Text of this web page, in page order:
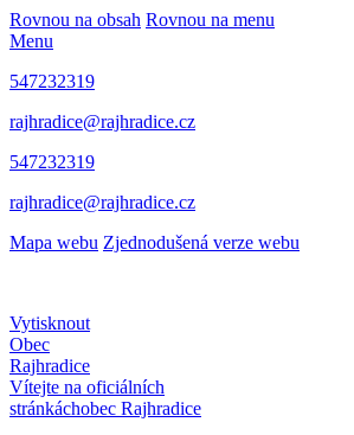
Rovnou na obsah Rovnou na menu
Menu
547232319
rajhradice@rajhradice.cz
547232319
rajhradice@rajhradice.cz
Mapa webu Zjednodušená verze webu
Vytisknout
Obec
Rajhradice
Vítejte na oficiálních
stránkáchobec Rajhradice